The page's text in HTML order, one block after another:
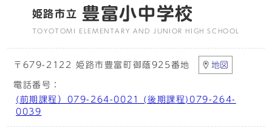
姫路市立 豊富小中学校
TOYOTOMI ELEMENTARY AND JUNIOR HIGH SCHOOL
〒679-2122 姫路市豊富町御蔭925番地 地図
電話番号：
(前期課程）079-264-0021 (後期課程)079-264-
0039